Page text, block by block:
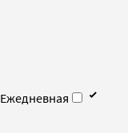
Ежедневная